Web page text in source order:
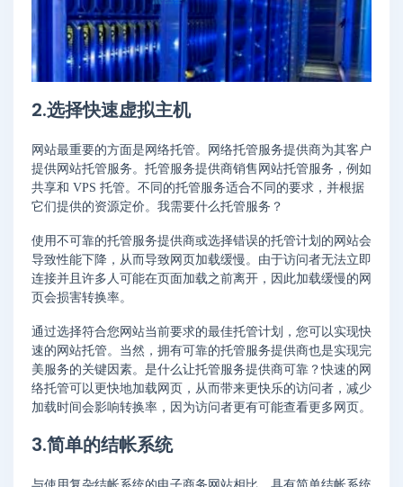
2.选择快速虚拟主机
网站最重要的方面是网络托管。网络托管服务提供商为其客户
提供网站托管服务。托管服务提供商销售网站托管服务，例如
共享和 VPS 托管。不同的托管服务适合不同的要求，并根据
它们提供的资源定价。我需要什么托管服务？
使用不可靠的托管服务提供商或选择错误的托管计划的网站会
导致性能下降，从而导致网页加载缓慢。由于访问者无法立即
连接并且许多人可能在页面加载之前离开，因此加载缓慢的网
页会损害转换率。
通过选择符合您网站当前要求的最佳托管计划，您可以实现快
速的网站托管。当然，拥有可靠的托管服务提供商也是实现完
美服务的关键因素。是什么让托管服务提供商可靠？快速的网
络托管可以更快地加载网页，从而带来更快乐的访问者，减少
加载时间会影响转换率，因为访问者更有可能查看更多网页。
3.简单的结帐系统